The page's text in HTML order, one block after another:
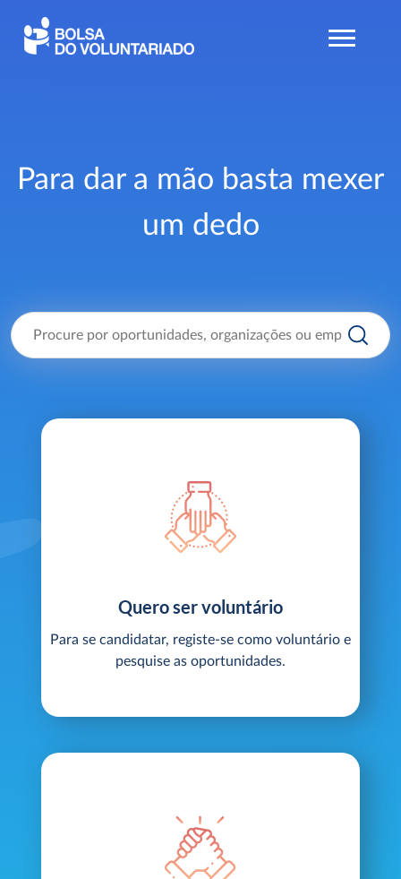
Para dar a mão basta mexer
um dedo
Quero ser voluntário
Para se candidatar, registe-se como voluntário e
pesquise as oportunidades.